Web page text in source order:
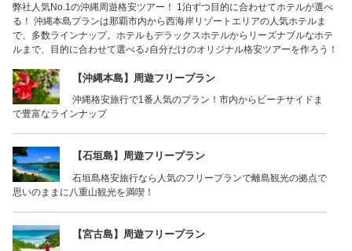
弊社人気No.1の沖縄周遊格安ツアー！ 1泊ずつ目的に合わせてホテルが選べ
る！ 沖縄本島プランは那覇市内から西海岸リゾートエリアの人気ホテルま
で、多数ラインナップ。ホテルもデラックスホテルからリーズナブルなホテ
ルまで、目的に合わせて選べる♪自分だけのオリジナル格安ツアーを作ろう！
【沖縄本島】周遊フリープラン
沖縄格安旅行で1番人気のプラン！市内からビーチサイドま
で豊富なラインナップ
【石垣島】周遊フリープラン
石垣島格安旅行なら人気のフリープランで離島観光の拠点で
思いのままに八重山観光を満喫！
【宮古島】周遊フリープラン